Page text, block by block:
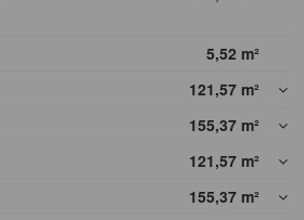
5,52 m²
121,57 m²
155,37 m²
121,57 m²
155,37 m²